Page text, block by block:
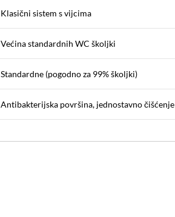
Klasični sistem s vijcima
Većina standardnih WC školjki
Standardne (pogodno za 99% školjki)
Antibakterijska površina, jednostavno čišćenje